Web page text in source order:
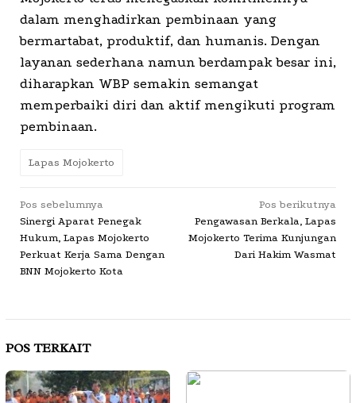
dalam menghadirkan pembinaan yang
bermartabat, produktif, dan humanis. Dengan
layanan sederhana namun berdampak besar ini,
diharapkan WBP semakin semangat
memperbaiki diri dan aktif mengikuti program
pembinaan.
Lapas Mojokerto
Navigasi
pos
Pos sebelumnya
Sinergi Aparat Penegak
Hukum, Lapas Mojokerto
Perkuat Kerja Sama Dengan
BNN Mojokerto Kota
Pos berikutnya
Pengawasan Berkala, Lapas
Mojokerto Terima Kunjungan
Dari Hakim Wasmat
POS TERKAIT